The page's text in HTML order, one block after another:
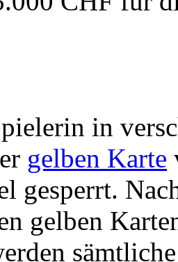
in
gelben Karte
gesperrt.
gelben